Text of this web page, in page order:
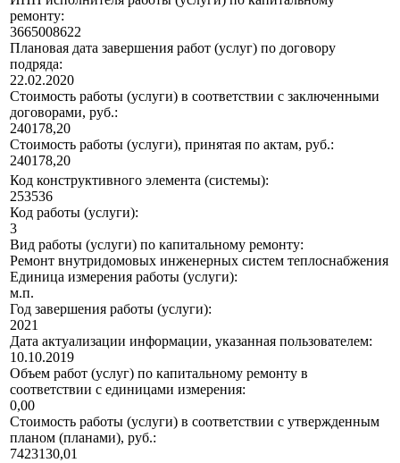
ремонту:
3665008622
Плановая дата завершения работ (услуг) по договору
подряда:
22.02.2020
Стоимость работы (услуги) в соответствии с заключенными
договорами, руб.:
240178,20
Стоимость работы (услуги), принятая по актам, руб.:
240178,20
Код конструктивного элемента (системы):
253536
Код работы (услуги):
3
Вид работы (услуги) по капитальному ремонту:
Ремонт внутридомовых инженерных систем теплоснабжения
Единица измерения работы (услуги):
м.п.
Год завершения работы (услуги):
2021
Дата актуализации информации, указанная пользователем:
10.10.2019
Объем работ (услуг) по капитальному ремонту в
соответствии с единицами измерения:
0,00
Стоимость работы (услуги) в соответствии с утвержденным
планом (планами), руб.:
7423130,01